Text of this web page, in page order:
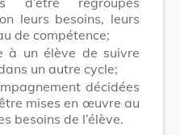
leurs besoins, leurs
de compétence;
à un élève de suivre
un autre cycle;
décidées
mises en œuvre au
besoins de l’élève.